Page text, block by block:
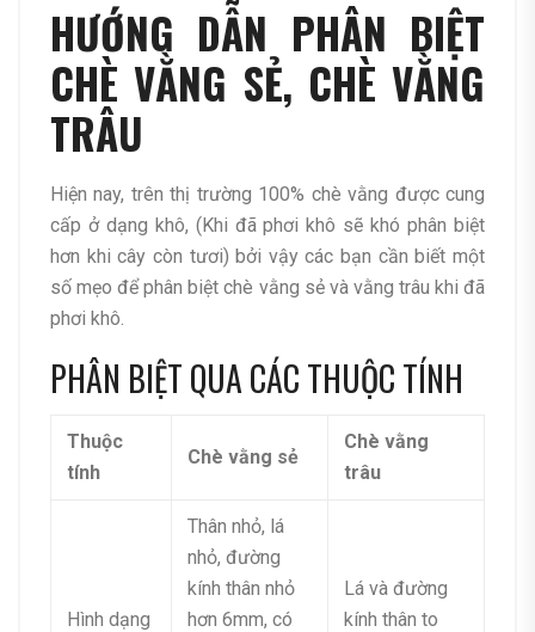
HƯỚNG DẪN PHÂN BIỆT
CHÈ VẰNG SẺ, CHÈ VẰNG
TRÂU
Hiện nay, trên thị trường 100% chè vằng được cung
cấp ở dạng khô, (Khi đã phơi khô sẽ khó phân biệt
hơn khi cây còn tươi) bởi vậy các bạn cần biết một
số mẹo để phân biệt chè vằng sẻ và vằng trâu khi đã
phơi khô.
PHÂN BIỆT QUA CÁC THUỘC TÍNH
Thuộc
tính
Chè vằng sẻ
Chè vằng
trâu
Hình dạng
Thân nhỏ, lá
nhỏ, đường
kính thân nhỏ
hơn 6mm, có
Lá và đường
kính thân to